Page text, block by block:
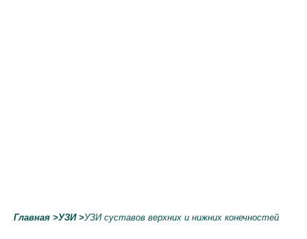
Главная >УЗИ>УЗИ суставов верхних и нижних конечностей